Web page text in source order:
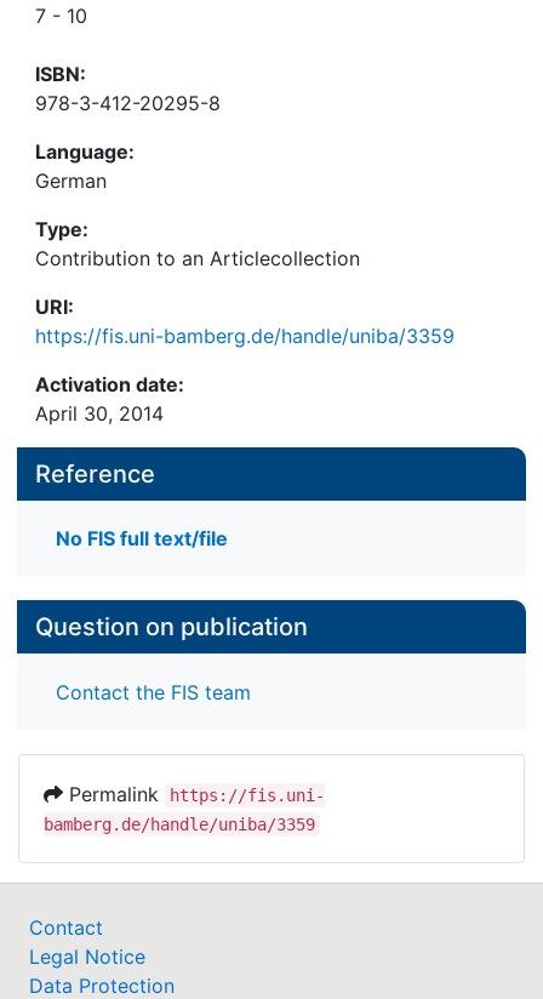
7 - 10
ISBN:
978-3-412-20295-8
Language:
German
Type:
Contribution to an Articlecollection
URI:
https://fis.uni-bamberg.de/handle/uniba/3359
Activation date:
April 30, 2014
Reference
No FIS full text/file
Question on publication
Contact the FIS team
Permalink
https://fis.uni-
bamberg.de/handle/uniba/3359
Contact
Legal Notice
Data Protection